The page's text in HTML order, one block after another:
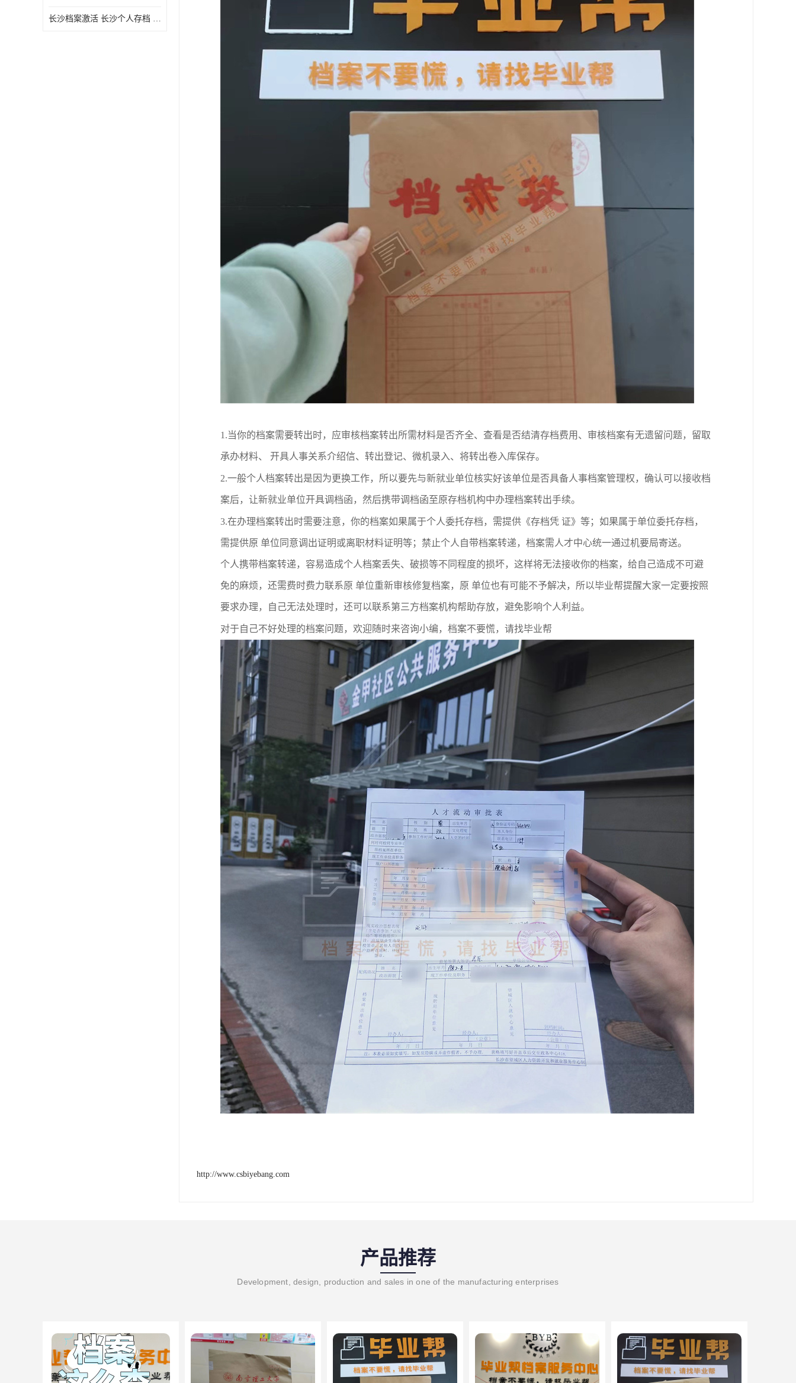
长沙档案激活 长沙个人存档 长沙档案存档
1.当你的档案需要转出时，应审核档案转出所需材料是否齐全、查看是否结清存档费用、审核档案有无遗留问题，留取
承办材料、 开具人事关系介绍信、转出登记、微机录入、将转出卷入库保存。
2.一般个人档案转出是因为更换工作，所以要先与新就业单位核实好该单位是否具备人事档案管理权，确认可以接收档
案后，让新就业单位开具调档函，然后携带调档函至原存档机构中办理档案转出手续。
3.在办理档案转出时需要注意，你的档案如果属于个人委托存档，需提供《存档凭 证》等；如果属于单位委托存档，
需提供原 单位同意调出证明或离职材料证明等；禁止个人自带档案转递，档案需人才中心统一通过机要局寄送。
个人携带档案转递，容易造成个人档案丢失、破损等不同程度的损坏，这样将无法接收你的档案，给自己造成不可避
免的麻烦，还需费时费力联系原 单位重新审核修复档案，原 单位也有可能不予解决，所以毕业帮提醒大家一定要按照
要求办理，自己无法处理时，还可以联系第三方档案机构帮助存放，避免影响个人利益。
对于自己不好处理的档案问题，欢迎随时来咨询小编，档案不要慌，请找毕业帮
http://www.csbiyebang.com
产品推荐
Development, design, production and sales in one of the manufacturing enterprises